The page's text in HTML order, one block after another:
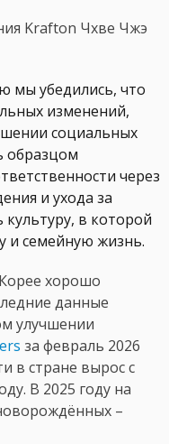
Krafton Чхве Чжэ
мы убедились, что
изменений,
социальных
образцом
через
и ухода за
в которой
и семейную жизнь.
хорошо
данные
улучшении
за февраль 2026
в стране вырос с
В 2025 году на
–